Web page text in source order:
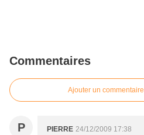
Commentaires
Ajouter un commentaire
P PIERRE 24/12/2009 17:38